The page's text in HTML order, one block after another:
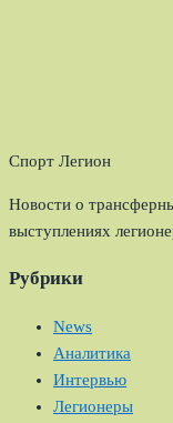
Спорт Легион
Новости о
выступлениях
Рубрики
News
Аналитика
Интервью
Легионеры